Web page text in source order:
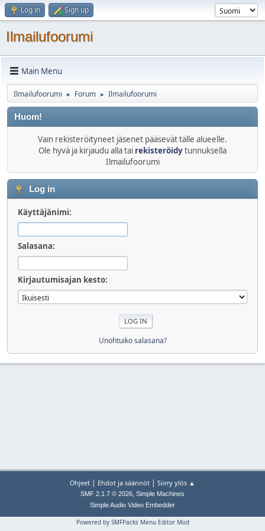
Log in Sign up
Ilmailufoorumi
Main Menu
Ilmailufoorumi ► Forum ► Ilmailufoorumi
Huom!
Vain rekisteröityneet jäsenet pääsevät tälle alueelle.
Ole hyvä ja kirjaudu alla tai rekisteröidytunnuksella
Ilmailufoorumi
Log in
Käyttäjänimi:
Salasana:
Kirjautumisajan kesto:
Unohtuiko salasana?
Ohjeet | Ehdot ja säännöt | Siirry ylös ▲
SMF 2.1.7 © 2026, Simple Machines
Simple Audio Video Embedder
Powered by SMFPacks Menu Editor Mod